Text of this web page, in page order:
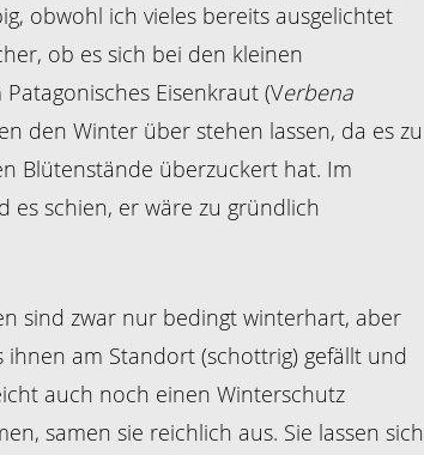
obwohl ich vieles bereits ausgelichtet
ob es sich bei den kleinen
Eisenkraut (Verbena
den Winter über stehen lassen, da es zu
Blütenstände überzuckert hat. Im
es schien, er wäre zu gründlich
sind zwar nur bedingt winterhart, aber
ihnen am Standort (schottrig) gefällt und
auch noch einen Winterschutz
samen sie reichlich aus. Sie lassen sich